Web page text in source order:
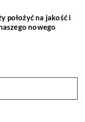
położyć na jakość i
nowego